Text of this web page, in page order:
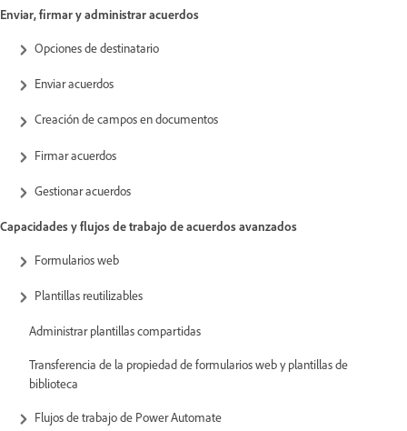
Enviar, firmar y administrar acuerdos
Opciones de destinatario
Enviar acuerdos
Creación de campos en documentos
Firmar acuerdos
Gestionar acuerdos
Capacidades y flujos de trabajo de acuerdos avanzados
Formularios web
Plantillas reutilizables
Administrar plantillas compartidas
Transferencia de la propiedad de formularios web y plantillas de
biblioteca
Flujos de trabajo de Power Automate